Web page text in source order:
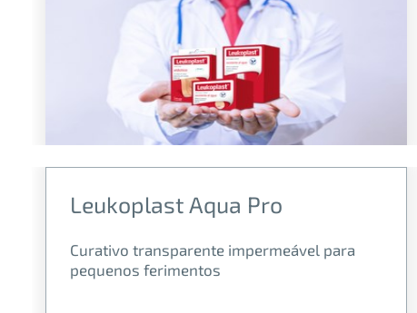
Leukoplast Aqua Pro
Curativo transparente impermeável para
pequenos ferimentos